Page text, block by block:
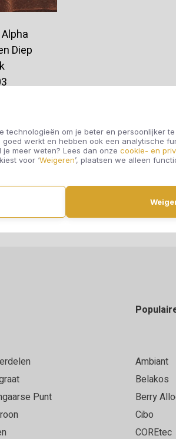
technologieën om je beter en persoonlijker
werkt en hebben ook een analytische
meer weten? Lees dan onze cookie- en
voor ‘Weigeren’, plaatsen we alleen
Diep
Punt
Ambiant
Belakos
Berry
Cibo
COREtec